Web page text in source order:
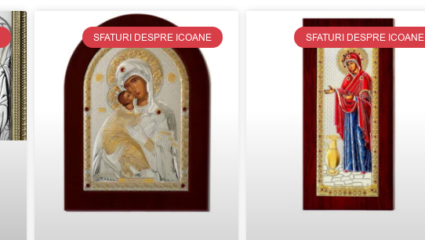
SFATURI DESPRE ICOANE SFATURI DESPRE ICOANE